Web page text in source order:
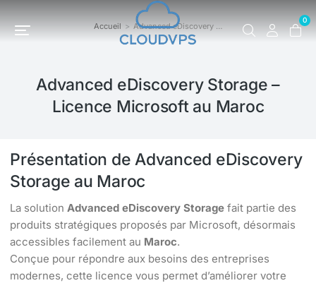
0
Vous êtes ici : Accueil Advanced eDiscovery …
Advanced eDiscovery Storage –
Licence Microsoft au Maroc
Présentation de Advanced eDiscovery
Storage au Maroc
La solution Advanced eDiscovery Storage fait partie des
produits stratégiques proposés par Microsoft, désormais
accessibles facilement au Maroc.
Conçue pour répondre aux besoins des entreprises
modernes, cette licence vous permet d’améliorer votre